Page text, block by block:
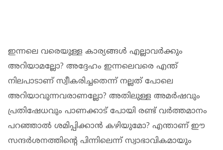
ഇന്നലെ വരെയുള്ള കാര്യങ്ങള്‍ എല്ലാവര്‍ക്കും
അറിയാമല്ലോ? അദ്ദേഹം ഇന്നലെവരെ എന്ത്
നിലപാടാണ്‌ സ്വീകരിച്ചതെന്ന് നല്ലത് പോലെ
അറിയാവുന്നവരാണല്ലോ? അതിലുള്ള അമര്‍ഷവും
പ്രതിഷേധവും പാണക്കാട് പോയി രണ്ട് വര്‍ത്തമാനം
പറഞ്ഞാല്‍ ശമിപ്പിക്കാന്‍ കഴിയുമോ? എന്താണ് ഈ
സന്ദര്‍ശനത്തിന്റെ പിന്നിലെന്ന് സ്വാഭാവികമായും